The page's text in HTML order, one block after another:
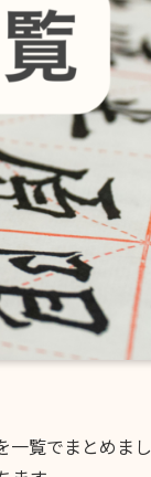
一覧でまとめまし